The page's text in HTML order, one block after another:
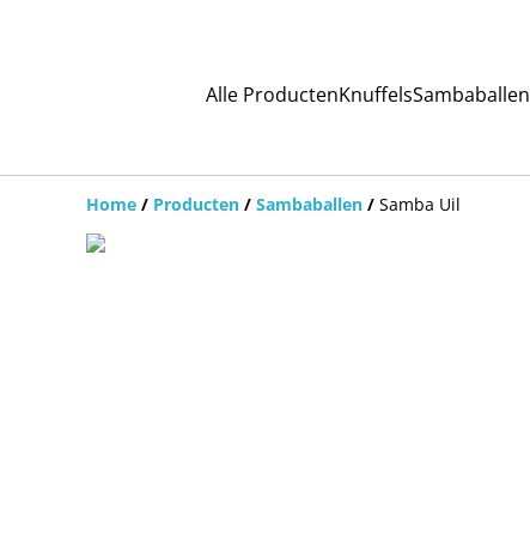
Alle ProductenKnuffelsSambaballen
Home / Producten / Sambaballen / Samba Uil